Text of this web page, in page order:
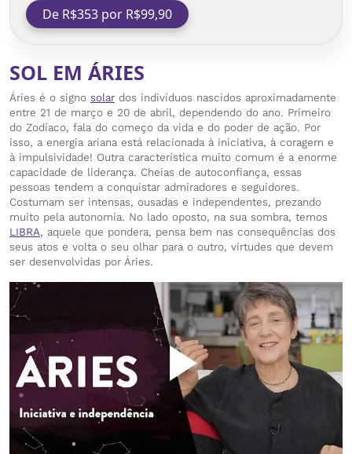
De R$353 por R$99,90
SOL EM ÁRIES
Áries é o signo solar dos indivíduos nascidos aproximadamente
entre 21 de março e 20 de abril, dependendo do ano. Primeiro
do Zodíaco, fala do começo da vida e do poder de ação. Por
isso, a energia ariana está relacionada à iniciativa, à coragem e
à impulsividade! Outra característica muito comum é a enorme
capacidade de liderança. Cheias de autoconfiança, essas
pessoas tendem a conquistar admiradores e seguidores.
Costumam ser intensas, ousadas e independentes, prezando
muito pela autonomia. No lado oposto, na sua sombra, temos
LIBRA, aquele que pondera, pensa bem nas consequências dos
seus atos e volta o seu olhar para o outro, virtudes que devem
ser desenvolvidas por Áries.